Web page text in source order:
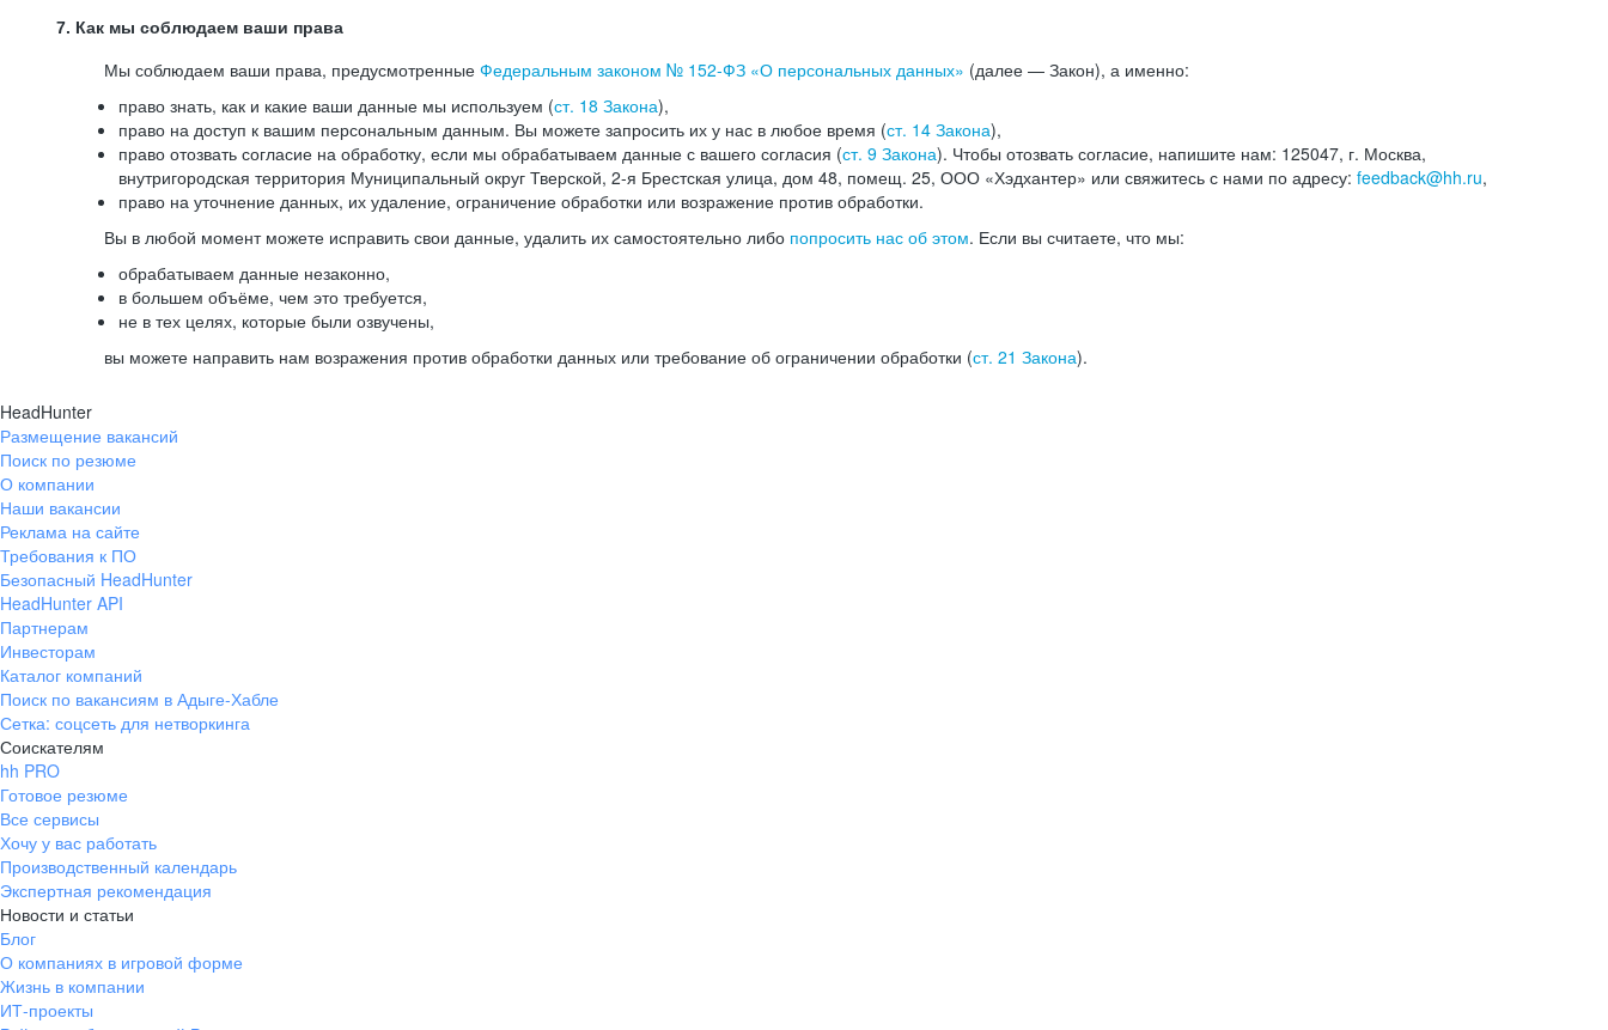
7. Как мы соблюдаем ваши права
Мы соблюдаем ваши права, предусмотренные Федеральным законом № 152-ФЗ «О персональных данных» (далее — Закон), а именно:
право знать, как и какие ваши данные мы используем (ст. 18 Закона),
право на доступ к вашим персональным данным. Вы можете запросить их у нас в любое время (ст. 14 Закона),
право отозвать согласие на обработку, если мы обрабатываем данные с вашего согласия (ст. 9 Закона). Чтобы отозвать согласие, напишите нам: 125047, г. Москва,
внутригородская территория Муниципальный округ Тверской, 2-я Брестская улица, дом 48, помещ. 25, ООО «Хэдхантер» или свяжитесь с нами по адресу: feedback@hh.ru,
право на уточнение данных, их удаление, ограничение обработки или возражение против обработки.
Вы в любой момент можете исправить свои данные, удалить их самостоятельно либо попросить нас об этом. Если вы считаете, что мы:
обрабатываем данные незаконно,
в большем объёме, чем это требуется,
не в тех целях, которые были озвучены,
вы можете направить нам возражения против обработки данных или требование об ограничении обработки (ст. 21 Закона).
HeadHunter
Размещение вакансий
Поиск по резюме
О компании
Наши вакансии
Реклама на сайте
Требования к ПО
Безопасный HeadHunter
HeadHunter API
Партнерам
Инвесторам
Каталог компаний
Поиск по вакансиям в Адыге-Хабле
Сетка: соцсеть для нетворкинга
Соискателям
hh PRO
Готовое резюме
Все сервисы
Хочу у вас работать
Производственный календарь
Экспертная рекомендация
Новости и статьи
Блог
О компаниях в игровой форме
Жизнь в компании
ИТ-проекты